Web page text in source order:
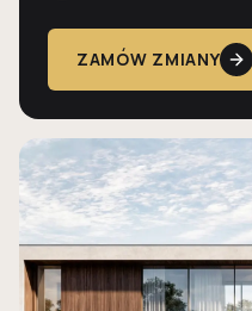
ZAMÓW ZMIANY